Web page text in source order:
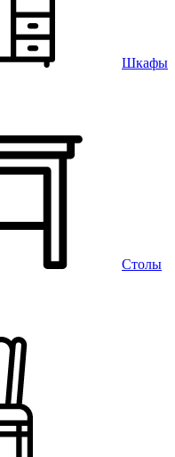
Шкафы
Столы